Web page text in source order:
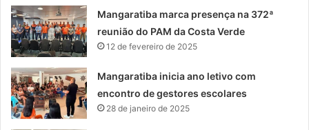
Mangaratiba marca presença na 372ª
reunião do PAM da Costa Verde
12 de fevereiro de 2025
Mangaratiba inicia ano letivo com
encontro de gestores escolares
28 de janeiro de 2025